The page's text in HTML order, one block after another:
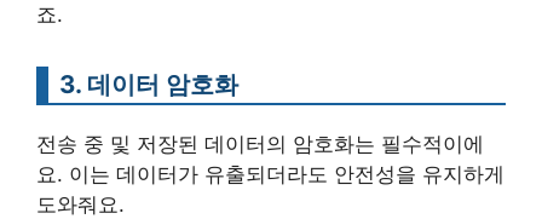
죠.
3. 데이터 암호화
전송 중 및 저장된 데이터의 암호화는 필수적이에
요. 이는 데이터가 유출되더라도 안전성을 유지하게
도와줘요.